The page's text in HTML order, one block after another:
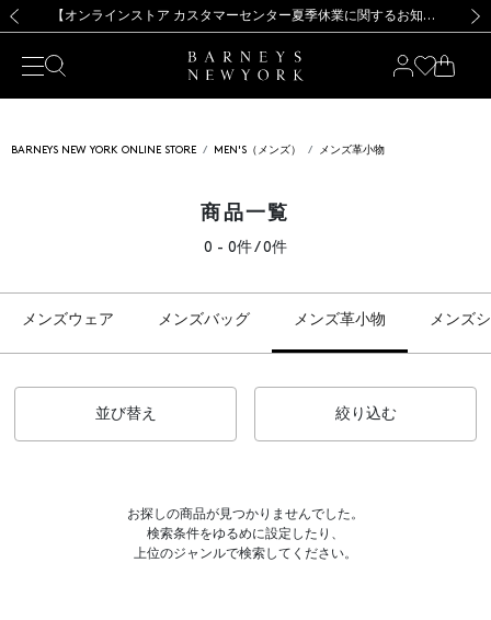
新規登録のお客様も対象！＜MY BARNEYS＞会員のお客様は11,000円（税込）以上のお買上げで常時送料無料！お買い物の際は会員登録を！
【夏季休業に伴う出荷一時停止のお知らせ】(2026.8.7) 【オンラインストア カスタマーセンター夏季休業に関するお知らせ】（2026.8.7）
【夏季休業に伴う返品・交換承り一時停止のお知らせ】（2026.8.5）
熊本県を中心とした地震の影響によるお荷物のお届けについて
【開催中】SUMMER SALEのご案内・ご注意事項 新規登録のお客様も対象！＜MY BARNEYS＞会員のお客様は11,000円（税込）以上のお買上げで常時送料無料！お買い物の際は会員登録を！
【夏季休業に伴う出荷一時停止のお知らせ】(2026.8.7)
BARNEYS NEW YORK ONLINE STORE MEN'S（メンズ） メンズ革小物
商品一覧
0 - 0件 / 0件
メンズウェア メンズバッグ メンズ革小物 メンズ
並び替え 絞り込む
お探しの商品が見つかりませんでした。
検索条件をゆるめに設定したり、
上位のジャンルで検索してください。